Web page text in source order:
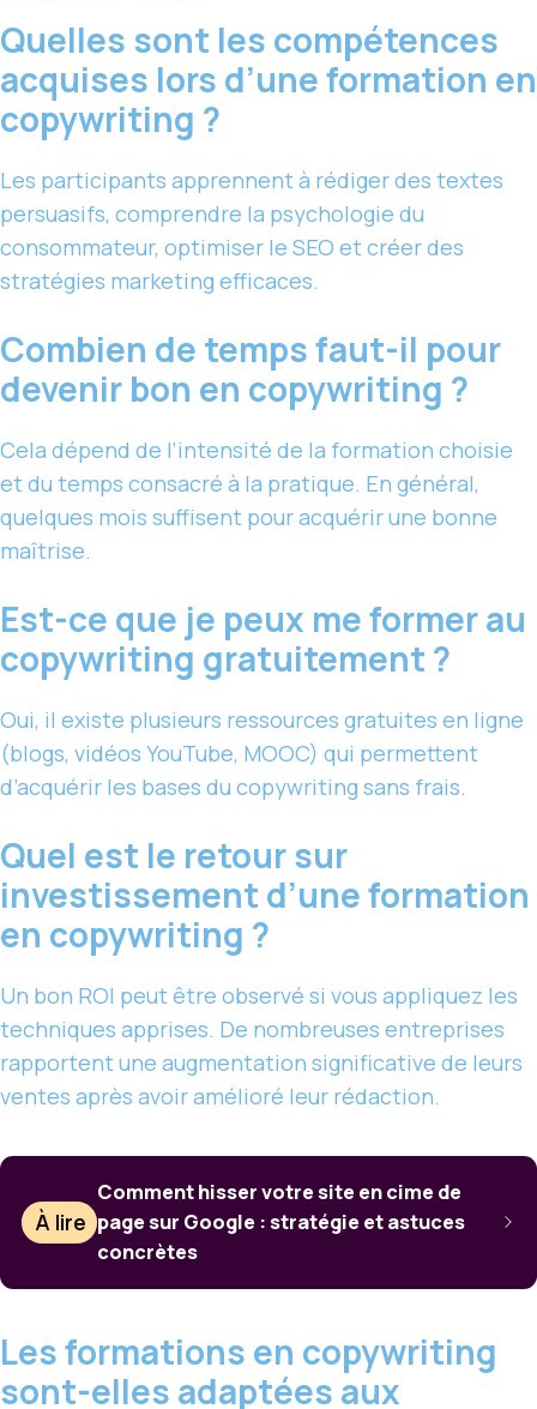
Quelles sont les compétences
acquises lors d’une formation en
copywriting ?
Les participants apprennent à rédiger des textes
persuasifs, comprendre la psychologie du
consommateur, optimiser le SEO et créer des
stratégies marketing efficaces.
Combien de temps faut-il pour
devenir bon en copywriting ?
Cela dépend de l’intensité de la formation choisie
et du temps consacré à la pratique. En général,
quelques mois suffisent pour acquérir une bonne
maîtrise.
Est-ce que je peux me former au
copywriting gratuitement ?
Oui, il existe plusieurs ressources gratuites en ligne
(blogs, vidéos YouTube, MOOC) qui permettent
d’acquérir les bases du copywriting sans frais.
Quel est le retour sur
investissement d’une formation
en copywriting ?
Un bon ROI peut être observé si vous appliquez les
techniques apprises. De nombreuses entreprises
rapportent une augmentation significative de leurs
ventes après avoir amélioré leur rédaction.
À lire
Comment hisser votre site en cime de
page sur Google : stratégie et astuces
concrètes
Les formations en copywriting
sont-elles adaptées aux